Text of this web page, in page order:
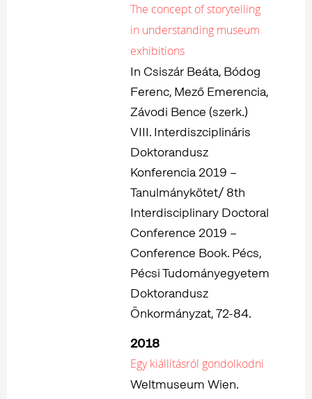
The concept of storytelling
in understanding museum
exhibitions
In Csiszár Beáta, Bódog
Ferenc, Mező Emerencia,
Závodi Bence (szerk.)
VIII. Interdiszciplináris
Doktorandusz
Konferencia 2019 –
Tanulmánykötet/ 8th
Interdisciplinary Doctoral
Conference 2019 –
Conference Book. Pécs,
Pécsi Tudományegyetem
Doktorandusz
Önkormányzat, 72-84.
2018
Egy kiállításról gondolkodni
Weltmuseum Wien.